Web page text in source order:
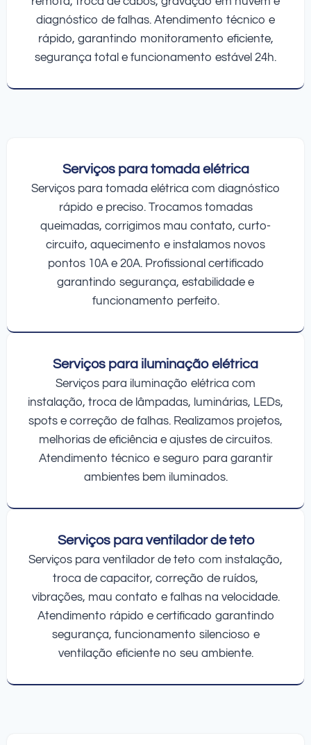
diagnóstico de falhas. Atendimento técnico e
rápido, garantindo monitoramento eficiente,
segurança total e funcionamento estável 24h.
Serviços para tomada elétrica
Serviços para tomada elétrica com diagnóstico
rápido e preciso. Trocamos tomadas
queimadas, corrigimos mau contato, curto-
circuito, aquecimento e instalamos novos
pontos 10A e 20A. Profissional certificado
garantindo segurança, estabilidade e
funcionamento perfeito.
Serviços para iluminação elétrica
Serviços para iluminação elétrica com
instalação, troca de lâmpadas, luminárias, LEDs,
spots e correção de falhas. Realizamos projetos,
melhorias de eficiência e ajustes de circuitos.
Atendimento técnico e seguro para garantir
ambientes bem iluminados.
Serviços para ventilador de teto
Serviços para ventilador de teto com instalação,
troca de capacitor, correção de ruídos,
vibrações, mau contato e falhas na velocidade.
Atendimento rápido e certificado garantindo
segurança, funcionamento silencioso e
ventilação eficiente no seu ambiente.